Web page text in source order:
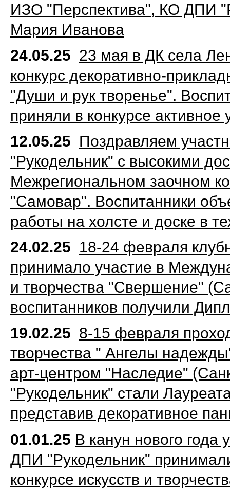
ИЗО "Перспектива", КО ДПИ
Мария Иванова
24.05.25 23 мая в ДК села
конкурс декоративно-
"Души и рук творенье".
приняли в конкурсе активное
12.05.25 Поздравляем
"Рукодельник" с высокими
Межрегиональном заочном
"Самовар". Воспитанники
работы на холсте и доске в
24.02.25 18-24 февраля
принимало участие в
и творчества "Свершение"
воспитанников получили
19.02.25 8-15 февраля
творчества " Ангелы
арт-центром "Наследие"
"Рукодельник" стали
представив декоративное
01.01.25 В канун нового
ДПИ "Рукодельник"
конкурсе искусств и